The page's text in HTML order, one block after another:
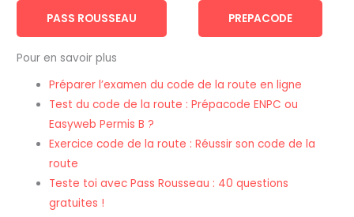
PASS ROUSSEAU PREPACODE
Pour en savoir plus
Préparer l’examen du code de la route en ligne
Test du code de la route : Prépacode ENPC ou
Easyweb Permis B ?
Exercice code de la route : Réussir son code de la
route
Teste toi avec Pass Rousseau : 40 questions
gratuites !